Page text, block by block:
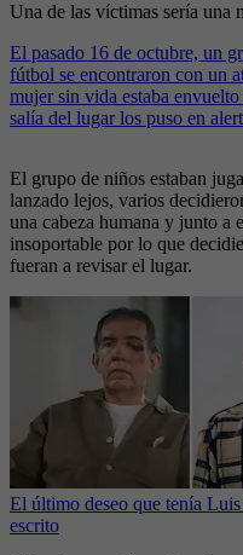
Una de las víctimas sería una
El pasado 16 de octubre, un
fútbol se encontraron con un
mujer sin vida estaba
salía del lugar los puso en
El grupo de niños estaban
lanzado lejos, varios
una cabeza humana y junto a
insoportable por lo que
fueran a revisar el lugar.
El último deseo que tenía
escrito